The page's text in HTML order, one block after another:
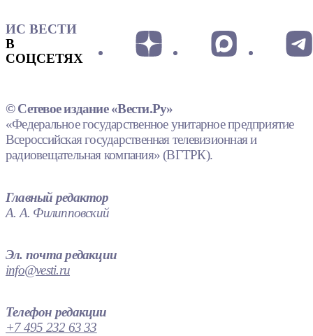
ИС ВЕСТИ
В
СОЦСЕТЯХ
© Сетевое издание «Вести.Ру»
«Федеральное государственное унитарное предприятие
Всероссийская государственная телевизионная и
радиовещательная компания» (ВГТРК).
Главный редактор
А. А. Филипповский
Эл. почта редакции
info@vesti.ru
Телефон редакции
+7 495 232 63 33